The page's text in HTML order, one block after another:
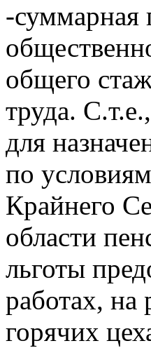
-суммарная
общего
труда.
для
по
Крайнего
области
льготы
работах, на
горячих